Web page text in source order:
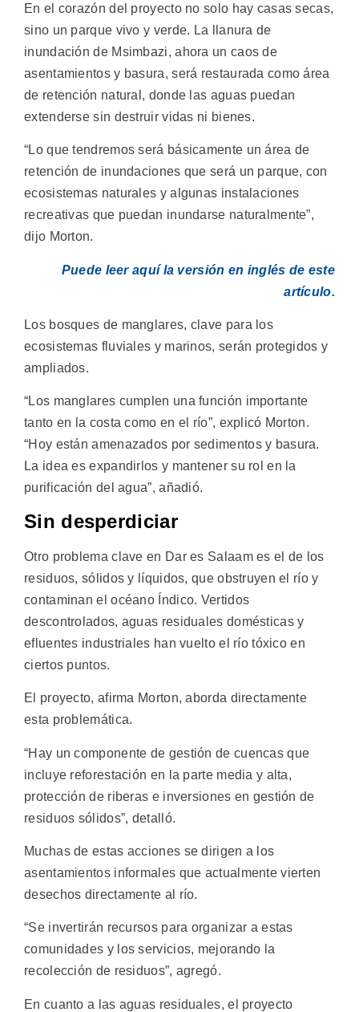
En el corazón del proyecto no solo hay casas secas,
sino un parque vivo y verde. La llanura de
inundación de Msimbazi, ahora un caos de
asentamientos y basura, será restaurada como área
de retención natural, donde las aguas puedan
extenderse sin destruir vidas ni bienes.
“Lo que tendremos será básicamente un área de
retención de inundaciones que será un parque, con
ecosistemas naturales y algunas instalaciones
recreativas que puedan inundarse naturalmente”,
dijo Morton.
Puede leer aquí la versión en inglés de este
artículo.
Los bosques de manglares, clave para los
ecosistemas fluviales y marinos, serán protegidos y
ampliados.
“Los manglares cumplen una función importante
tanto en la costa como en el río”, explicó Morton.
“Hoy están amenazados por sedimentos y basura.
La idea es expandirlos y mantener su rol en la
purificación del agua”, añadió.
Sin desperdiciar
Otro problema clave en Dar es Salaam es el de los
residuos, sólidos y líquidos, que obstruyen el río y
contaminan el océano Índico. Vertidos
descontrolados, aguas residuales domésticas y
efluentes industriales han vuelto el río tóxico en
ciertos puntos.
El proyecto, afirma Morton, aborda directamente
esta problemática.
“Hay un componente de gestión de cuencas que
incluye reforestación en la parte media y alta,
protección de riberas e inversiones en gestión de
residuos sólidos”, detalló.
Muchas de estas acciones se dirigen a los
asentamientos informales que actualmente vierten
desechos directamente al río.
“Se invertirán recursos para organizar a estas
comunidades y los servicios, mejorando la
recolección de residuos”, agregó.
En cuanto a las aguas residuales, el proyecto